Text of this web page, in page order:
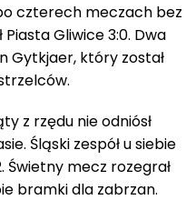
czterech meczach bez
Gliwice 3:0. Dwa
Gytkjaer, który został
z rzędu nie odniósł
Śląski zespół u siebie
Świetny mecz rozegrał
bramki dla zabrzan.